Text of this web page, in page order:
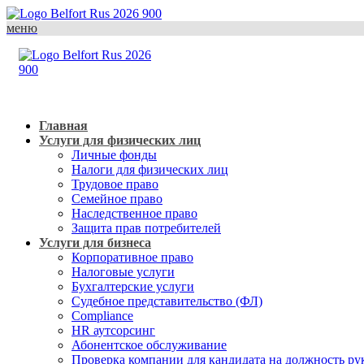
меню
Главная
Услуги для физических лиц
Личные фонды
Налоги для физических лиц
Трудовое право
Семейное право
Наследственное право
Защита прав потребителей
Услуги для бизнеса
Корпоративное право
Налоговые услуги
Бухгалтерские услуги
Судебное представительство (ФЛ)
Compliance
HR аутсорсинг
Абонентское обслуживание
Проверка компании для кандидата на должность